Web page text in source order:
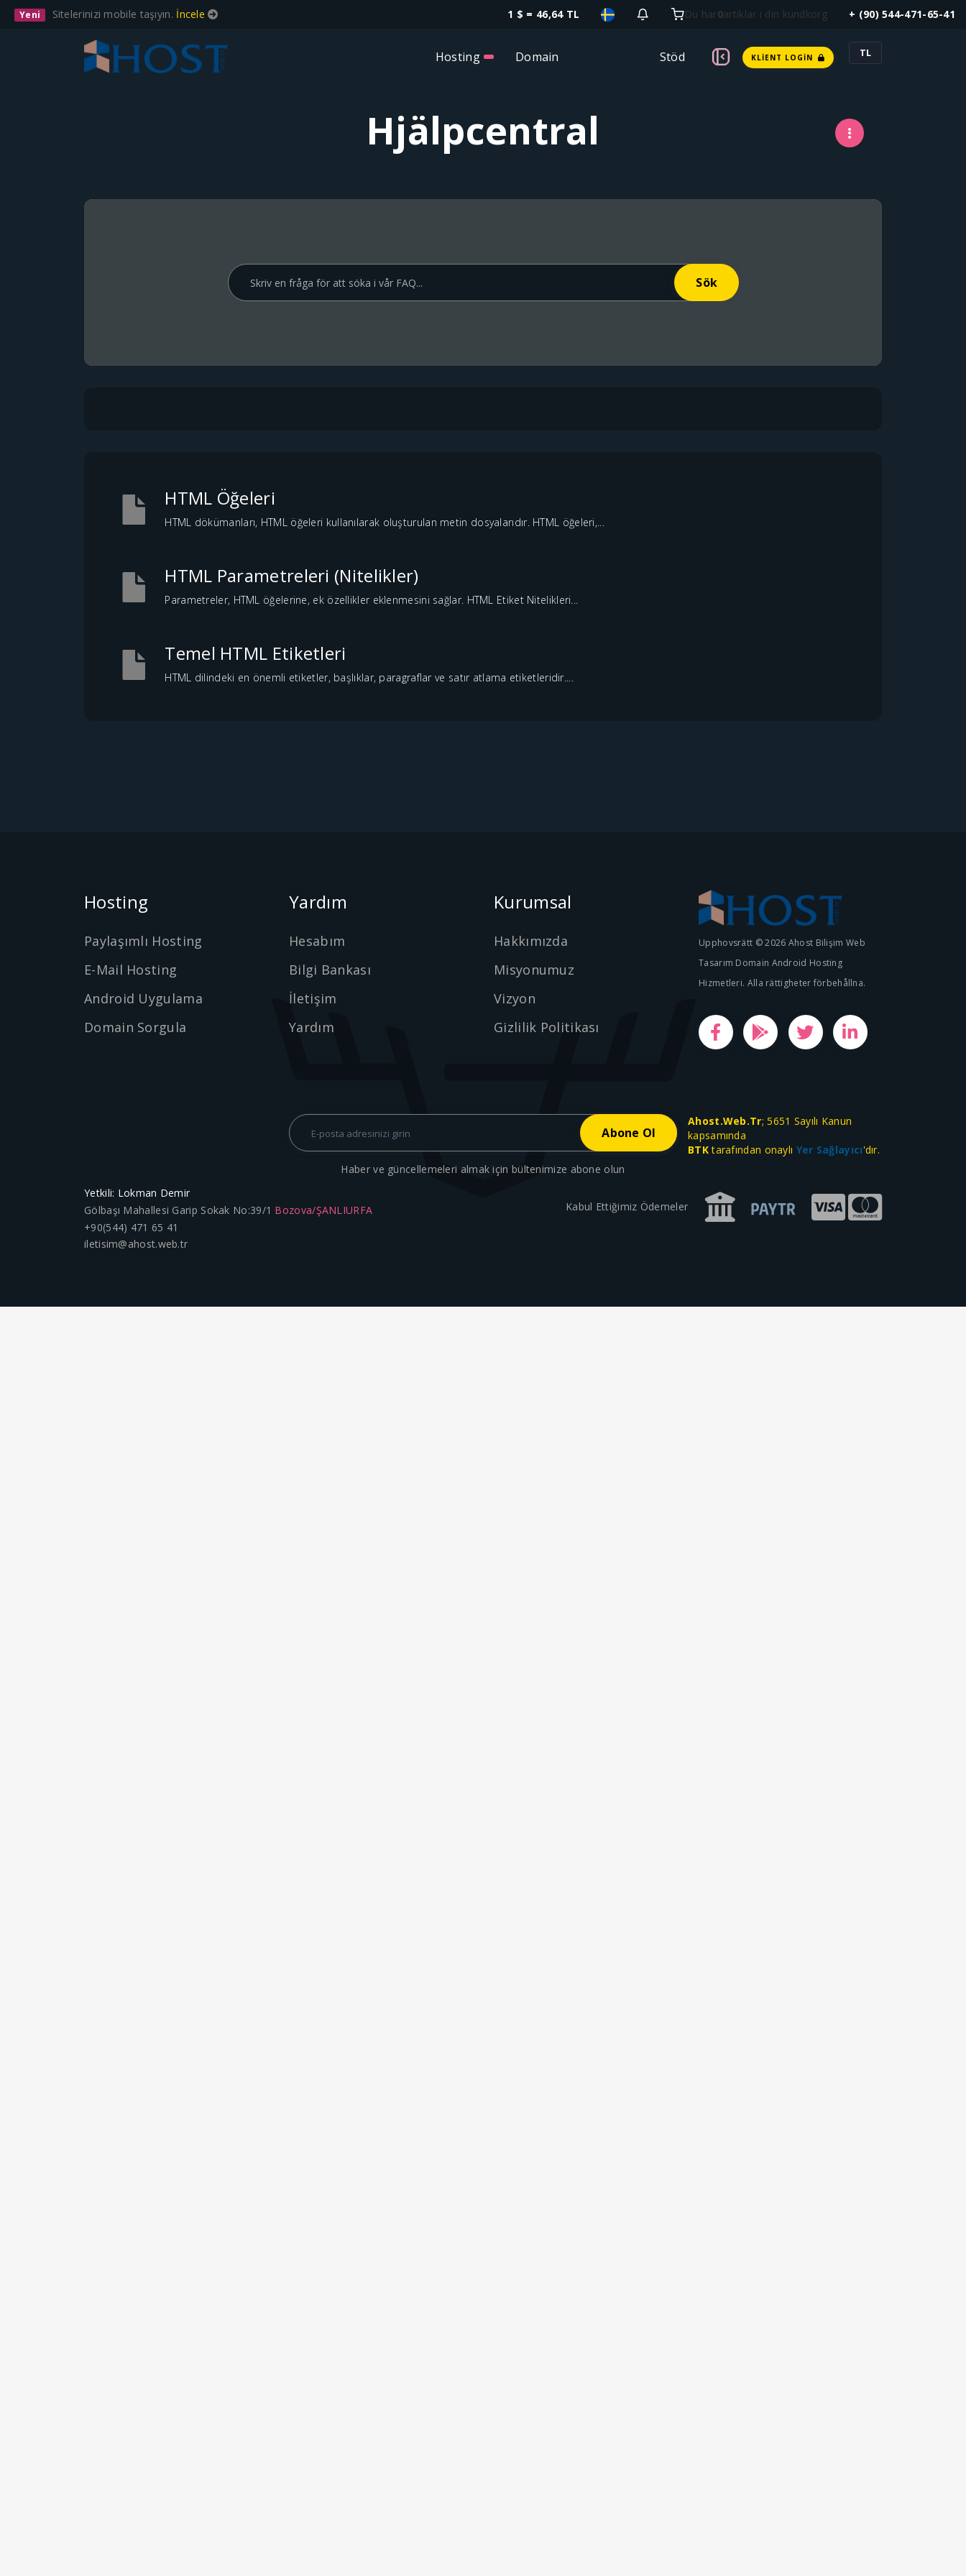
Yeni Sitelerinizi mobile taşıyın. İncele 1 $ = 46,64 TL Du har0artiklar i din kundkorg + (90) 544-471-65-41
Hosting Domain Stöd KLIENT LOGIN TL
Hjälpcentral
HTML Öğeleri
HTML dökümanları, HTML öğeleri kullanılarak oluşturulan metin dosyalarıdır. HTML öğeleri,...
HTML Parametreleri (Nitelikler)
Parametreler, HTML öğelerine, ek özellikler eklenmesini sağlar. HTML Etiket Nitelikleri...
Temel HTML Etiketleri
HTML dilindeki en önemli etiketler, başlıklar, paragraflar ve satır atlama etiketleridir....
Hosting
Paylaşımlı Hosting
E-Mail Hosting
Android Uygulama
Domain Sorgula
Yardım
Hesabım
Bilgi Bankası
İletişim
Yardım
Kurumsal
Hakkımızda
Misyonumuz
Vizyon
Gizlilik Politikası
Upphovsrätt © 2026 Ahost Bilişim Web
Tasarım Domain Android Hosting
Hizmetleri. Alla rättigheter förbehållna.
Haber ve güncellemeleri almak için bültenimize abone olun
Ahost.Web.Tr; 5651 Sayılı Kanun
kapsamında
BTKtarafından onaylı Yer Sağlayıcı'dır.
Yetkili: Lokman Demir
Gölbaşı Mahallesi Garip Sokak No:39/1 Bozova/ŞANLIURFA
+90(544) 471 65 41
iletisim@ahost.web.tr
Kabul Ettiğimiz Ödemeler